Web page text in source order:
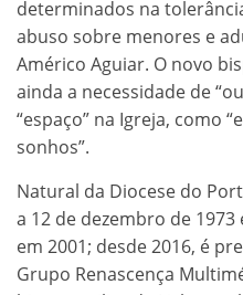
determinados na
abuso sobre menores e
Américo Aguiar. O novo
ainda a necessidade de
“espaço” na Igreja, como
sonhos”.
Natural da Diocese do
a 12 de dezembro de
em 2001; desde 2016, é
Grupo Renascença